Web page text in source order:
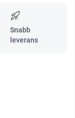
Snabb
leverans